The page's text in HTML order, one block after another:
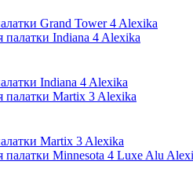
Grand Tower 4 Alexika
Indiana 4 Alexika
Martix 3 Alexika